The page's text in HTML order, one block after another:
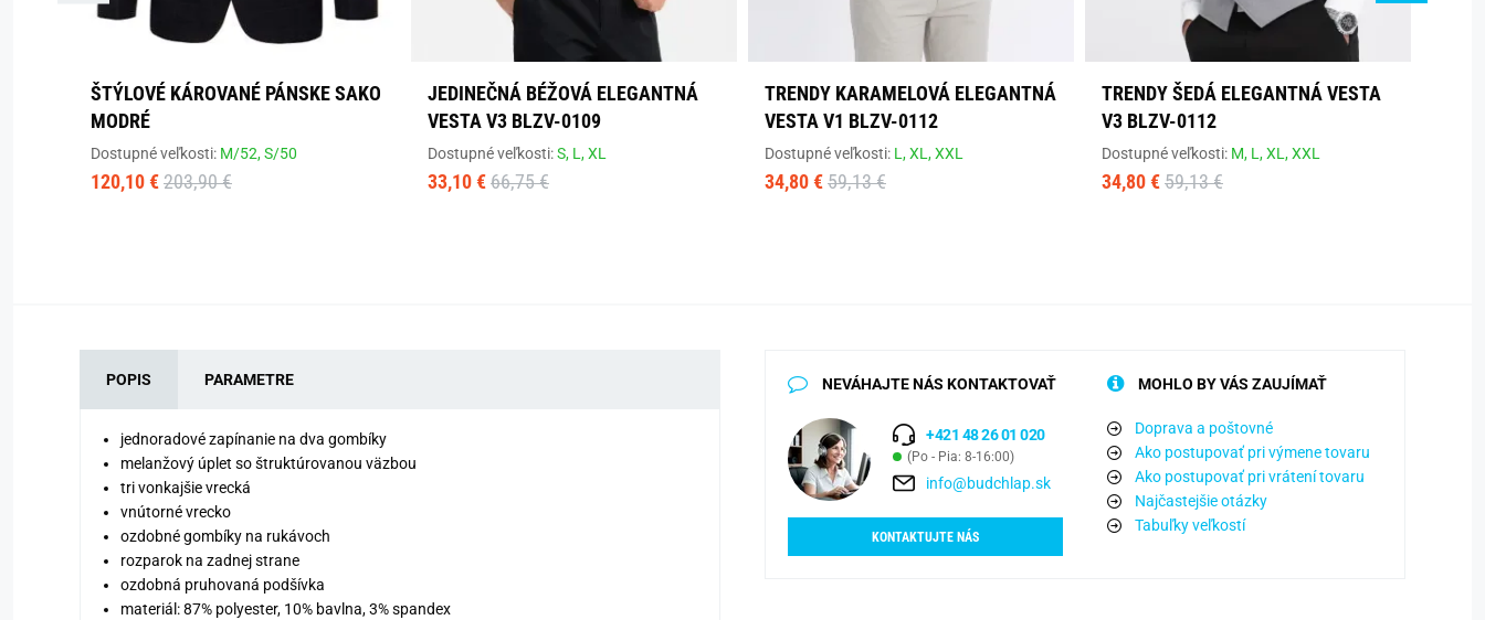
ŠTÝLOVÉ KÁROVANÉ PÁNSKE SAKO
MODRÉ
Dostupné veľkosti: M/52,S/50
120,10 € 203,90 €
JEDINEČNÁ BÉŽOVÁ ELEGANTNÁ
VESTA V3 BLZV-0109
Dostupné veľkosti:S, L,XL
33,10 € 66,75 €
TRENDY KARAMELOVÁ ELEGANTNÁ
VESTA V1 BLZV-0112
Dostupné veľkosti: L,XL,XXL
34,80 € 59,13 €
TRENDY ŠEDÁ ELEGANTNÁ VESTA
V3 BLZV-0112
Dostupné veľkosti: M, L,XL,XXL
34,80 € 59,13 €
POPIS PARAMETRE
jednoradové zapínanie na dva gombíky
melanžový úplet so štruktúrovanou väzbou
tri vonkajšie vrecká
vnútorné vrecko
ozdobné gombíky na rukávoch
rozparok na zadnej strane
ozdobná pruhovaná podšívka
materiál: 87% polyester, 10% bavlna, 3% spandex
NEVÁHAJTE NÁS KONTAKTOVAŤ
+421 48 26 01 020
(Po - Pia: 8-16:00)
info@budchlap.sk
KONTAKTUJTE NÁS
MOHLO BY VÁS ZAUJÍMAŤ
Doprava a poštovné
Ako postupovať pri výmene tovaru
Ako postupovať pri vrátení tovaru
Najčastejšie otázky
Tabuľky veľkostí